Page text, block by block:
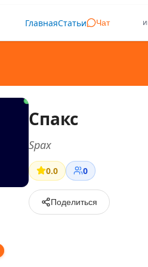
ГлавнаяСтатьи Чат
Спакс
Spax
0.0 0
Поделиться